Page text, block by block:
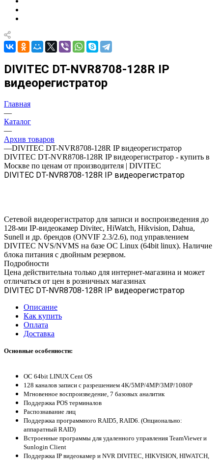
DIVITEC DT-NVR8708-128R IP
видеорегистратор
Главная
—
Каталог
—
Архив товаров
—DIVITEC DT-NVR8708-128R IP видеорегистратор
DIVITEC DT-NVR8708-128R IP видеорегистратор - купить в
Москве по ценам от производителя | DIVITEC
DIVITEC DT-NVR8708-128R IP видеорегистратор
Сетевой видеорегистратор для записи и воспроизведения до
128-ми IP-видеокамер Divitec, HiWatch, Hikvision, Dahua,
Sunell и др. брендов (ONVIF 2.3/2.6), под управлением
DIVITEC NVS/NVMS на базе OC Linux (64bit linux). Наличие
блока питания с двойным резервом.
Подробности
Цена действительна только для интернет-магазина и может
отличаться от цен в розничных магазинах
DIVITEC DT-NVR8708-128R IP видеорегистратор
Описание
Как купить
Оплата
Доставка
Основные особенности:
ОС 64bit LINUX Cent OS
128 каналов записи с разрешением 4K/5MP/4MP/3MP/1080P
Мгновенное воспроизведение, 7 базовых аналитик
Поддержка POS терминалов
Распознавание лиц
Поддержка программного RAID5, RAID6. (Опционально:
аппаратный RAID)
Встроенные программы для удаленного управления TeamViewer и
Sunlogin Client
Поддержка IP видеокамер и NVR DIVITEC, HIKVISION, HIWATCH,